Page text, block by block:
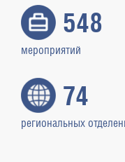
548
мероприятий
74
региональных